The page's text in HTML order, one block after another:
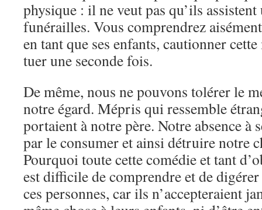
physique : il ne veut pas qu’ils assistent
funérailles. Vous comprendrez
en tant que ses enfants, cautionner cette
tuer une seconde fois.
De même, nous ne pouvons tolérer le
notre égard. Mépris qui ressemble
portaient à notre père. Notre absence à
par le consumer et ainsi détruire notre
Pourquoi toute cette comédie et tant
est difficile de comprendre et de
ces personnes, car ils n’accepteraient